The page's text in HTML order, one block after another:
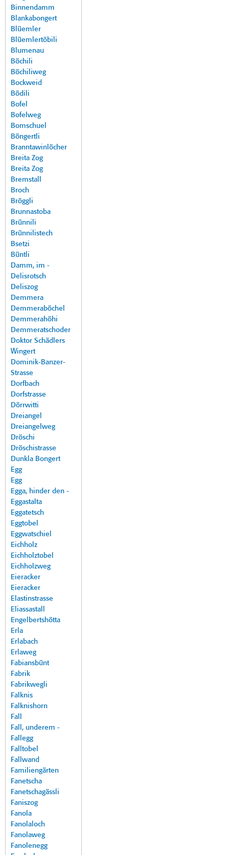
Binnendamm
Blankabongert
Blüemler
Blüemlertöbili
Blumenau
Böchili
Böchiliweg
Bockweid
Bödili
Bofel
Bofelweg
Bomschuel
Böngertli
Branntawinlöcher
Breita Zog
Breita Zog
Bremstall
Broch
Bröggli
Brunnastoba
Brünnili
Brünnilistech
Bsetzi
Büntli
Damm, im -
Delisrotsch
Deliszog
Demmera
Demmeraböchel
Demmerahöhi
Demmeratschoder
Doktor Schädlers
Wingert
Dominik-Banzer-
Strasse
Dorfbach
Dorfstrasse
Dörrwitti
Dreiangel
Dreiangelweg
Dröschi
Dröschistrasse
Dunkla Bongert
Egg
Egg
Egga, hinder den -
Eggastalta
Eggatetsch
Eggtobel
Eggwatschiel
Eichholz
Eichholztobel
Eichholzweg
Eieracker
Eieracker
Elastinstrasse
Eliassastall
Engelbertshötta
Erla
Erlabach
Erlaweg
Fabiansbünt
Fabrik
Fabrikwegli
Falknis
Falknishorn
Fall
Fall, underem -
Fallegg
Falltobel
Fallwand
Familiengärten
Fanetscha
Fanetschagässli
Faniszog
Fanola
Fanolaloch
Fanolaweg
Fanolenegg